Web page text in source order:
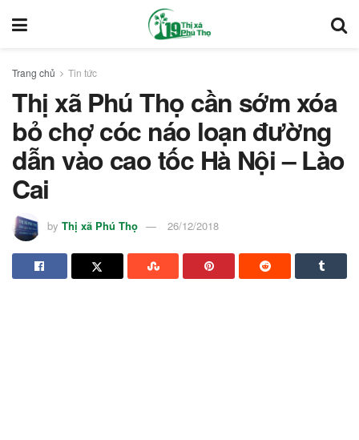
Trang chủ Tin tức
Thị xã Phú Thọ cần sớm xóa
bỏ chợ cóc náo loạn đường
dẫn vào cao tốc Hà Nội – Lào
Cai
by Thị xã Phú Thọ 26/12/2018